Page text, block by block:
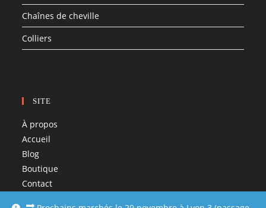
Chaînes de cheville
Colliers
SITE
À propos
Accueil
Blog
Boutique
Contact